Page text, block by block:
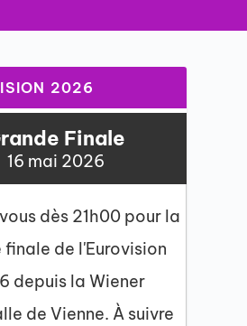
2026
Finale
16 mai 2026
dès 21h00 pour la
finale de l'Eurovision
depuis la Wiener
de Vienne. À suivre